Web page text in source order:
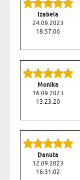
Izabela
24.09.2023
18:57:06
Monika
16.09.2023
13:23:20
Danuta
12.09.2023
16:31:02